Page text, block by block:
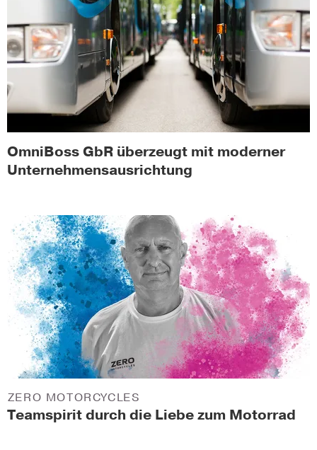
OmniBoss GbR überzeugt mit moderner
Unternehmensausrichtung
Teamspirit durch die Liebe zum Motorrad
ZERO MOTORCYCLES